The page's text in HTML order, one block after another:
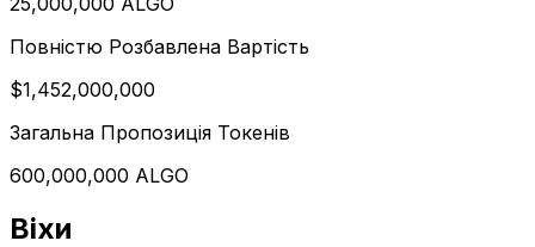
Повністю Розбавлена Вартість
$1,452,000,000
Загальна Пропозиція Токенів
600,000,000 ALGO
Віхи